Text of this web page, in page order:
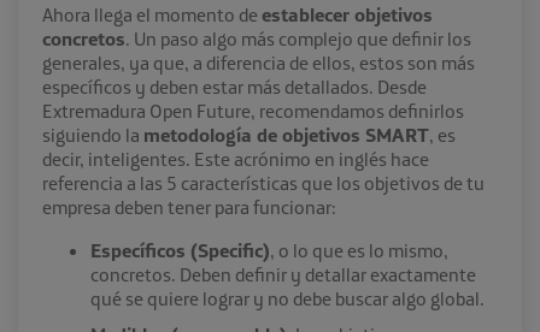
Ahora llega el momento de establecer objetivos
concretos. Un paso algo más complejo que definir los
generales, ya que, a diferencia de ellos, estos son más
específicos y deben estar más detallados. Desde
Extremadura Open Future, recomendamos definirlos
siguiendo la metodología de objetivos SMART, es
decir, inteligentes. Este acrónimo en inglés hace
referencia a las 5 características que los objetivos de tu
empresa deben tener para funcionar:
Específicos (Specific), o lo que es lo mismo,
concretos. Deben definir y detallar exactamente
qué se quiere lograr y no debe buscar algo global.